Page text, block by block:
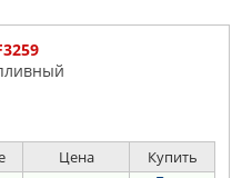
Цена Купить